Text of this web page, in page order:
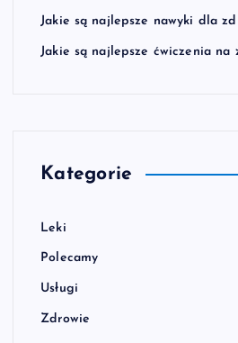
Jakie są najlepsze nawyki dla
Jakie są najlepsze ćwiczenia na
Kategorie
Leki
Polecamy
Usługi
Zdrowie